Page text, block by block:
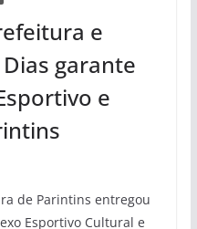
e
garante
e
de Parintins entregou
Esportivo Cultural e